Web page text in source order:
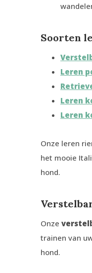
Soorten
Leren
Leren
Leren
Onze leren
het mooie
hond.
Onze
trainen van
hond.